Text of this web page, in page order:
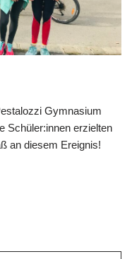
Gymnasium
Schüler:innen erzielten
an diesem Ereignis!